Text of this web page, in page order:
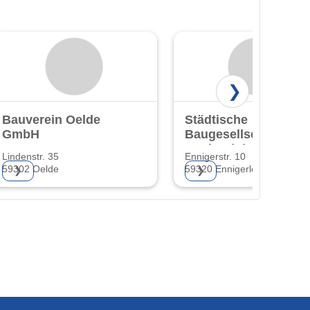
Bauverein Oelde
GmbH
Lindenstr. 35
59302 Oelde
❯
Städtische
Baugesellschaft
Ennigerloh GmbH
Ennigerstr. 10
59320 Ennigerloh
❯
❯